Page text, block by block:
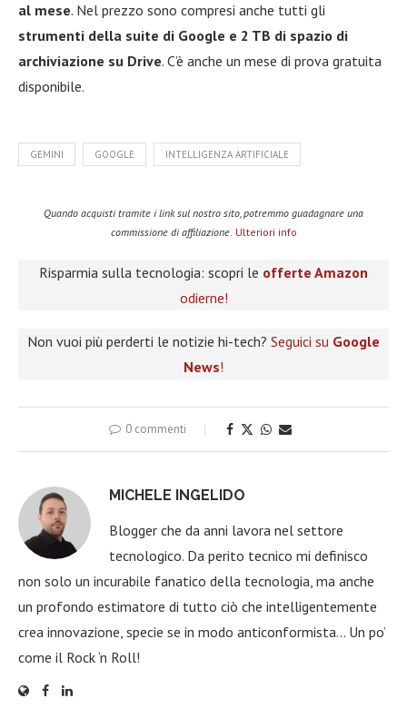
al mese. Nel prezzo sono compresi anche tutti gli
strumenti della suite di Google e 2 TB di spazio di
archiviazione su Drive. C’è anche un mese di prova gratuita
disponibile.
GEMINI GOOGLE INTELLIGENZA ARTIFICIALE
Quando acquisti tramite i link sul nostro sito, potremmo guadagnare una
commissione di affiliazione. Ulteriori info
Risparmia sulla tecnologia: scopri le offerte Amazon
odierne!
Non vuoi più perderti le notizie hi-tech? Seguici su Google
News!
0 commenti
MICHELE INGELIDO
Blogger che da anni lavora nel settore
tecnologico. Da perito tecnico mi definisco
non solo un incurabile fanatico della tecnologia, ma anche
un profondo estimatore di tutto ciò che intelligentemente
crea innovazione, specie se in modo anticonformista… Un po’
come il Rock ‘n Roll!